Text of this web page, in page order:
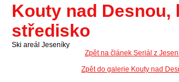
Kouty nad Desnou,
středisko
Ski areál Jeseníky
Zpět na článek Seriál z
Zpět do galerie Kouty nad